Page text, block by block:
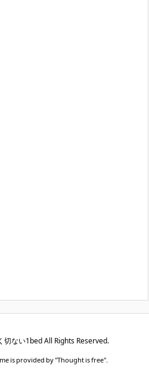
切ない1bedAll Rights Reserved.
is provided by "Thought is free".